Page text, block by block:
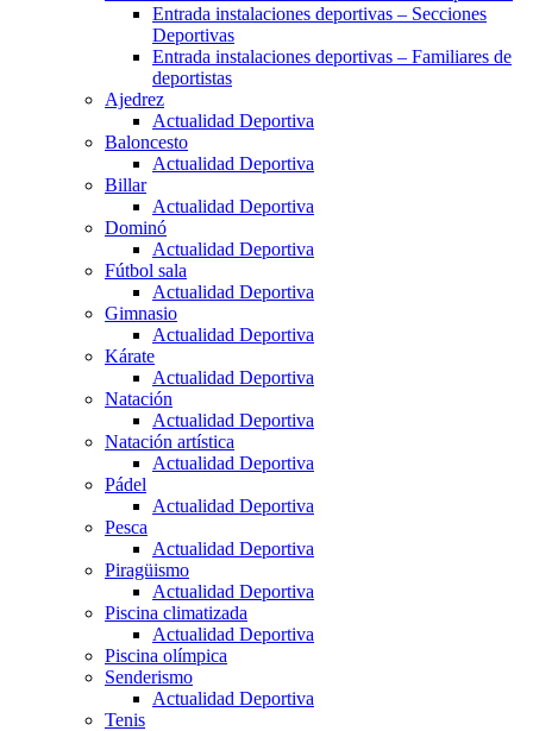
Entrada instalaciones deportivas – Secciones
Deportivas
Entrada instalaciones deportivas – Familiares de
deportistas
Ajedrez
Actualidad Deportiva
Baloncesto
Actualidad Deportiva
Billar
Actualidad Deportiva
Dominó
Actualidad Deportiva
Fútbol sala
Actualidad Deportiva
Gimnasio
Actualidad Deportiva
Kárate
Actualidad Deportiva
Natación
Actualidad Deportiva
Natación artística
Actualidad Deportiva
Pádel
Actualidad Deportiva
Pesca
Actualidad Deportiva
Piragüismo
Actualidad Deportiva
Piscina climatizada
Actualidad Deportiva
Piscina olímpica
Senderismo
Actualidad Deportiva
Tenis